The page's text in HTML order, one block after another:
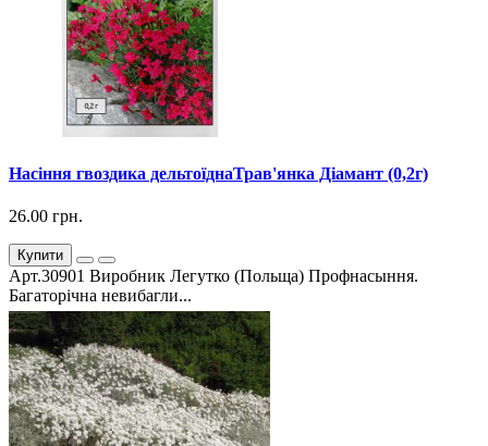
Насіння гвоздика дельтоїднаТрав'янка Діамант (0,2г)
26.00 грн.
Купити
Арт.30901 Виробник Легутко (Польща) Профнасыння.
Багаторічна невибагли...